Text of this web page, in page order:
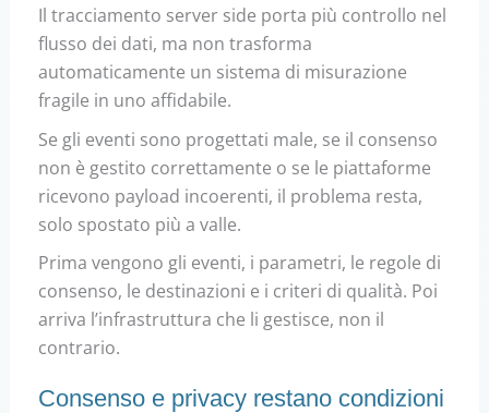
Il tracciamento server side porta più controllo nel
flusso dei dati, ma non trasforma
automaticamente un sistema di misurazione
fragile in uno affidabile.
Se gli eventi sono progettati male, se il consenso
non è gestito correttamente o se le piattaforme
ricevono payload incoerenti, il problema resta,
solo spostato più a valle.
Prima vengono gli eventi, i parametri, le regole di
consenso, le destinazioni e i criteri di qualità. Poi
arriva l’infrastruttura che li gestisce, non il
contrario.
Consenso e privacy restano condizioni